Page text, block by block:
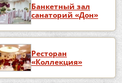
Банкетный зал
санаторий «Дон»
Ресторан
«Коллекция»